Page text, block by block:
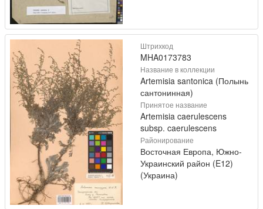
Штрихкод
MHA0173783
Название в коллекции
Artemisia santonica (Полынь
сантонинная)
Принятое название
Artemisia caerulescens
subsp. caerulescens
Районирование
Восточная Европа, Южно-
Украинский район (E12)
(Украина)